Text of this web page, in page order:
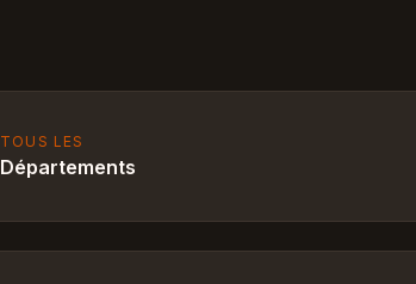
TOUS LES
Départements